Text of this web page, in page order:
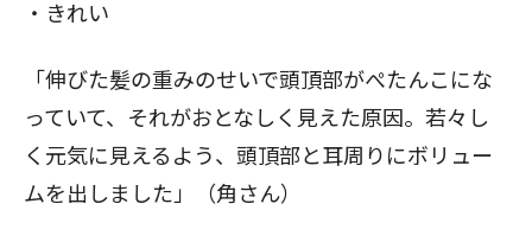
・きれい
「伸びた髪の重みのせいで頭頂部がぺたんこにな
っていて、それがおとなしく見えた原因。若々し
く元気に見えるよう、頭頂部と耳周りにボリュー
ムを出しました」（角さん）